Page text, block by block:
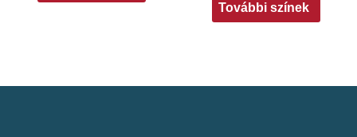
További színek